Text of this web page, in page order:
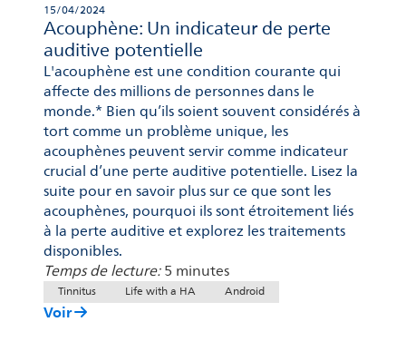
15/04/2024
Acouphène: Un indicateur de perte
auditive potentielle
L'acouphène est une condition courante qui
affecte des millions de personnes dans le
monde.* Bien qu’ils soient souvent considérés à
tort comme un problème unique, les
acouphènes peuvent servir comme indicateur
crucial d’une perte auditive potentielle. Lisez la
suite pour en savoir plus sur ce que sont les
acouphènes, pourquoi ils sont étroitement liés
à la perte auditive et explorez les traitements
disponibles.
Temps de lecture:5 minutes
Tinnitus Life with a HA Android
Voir